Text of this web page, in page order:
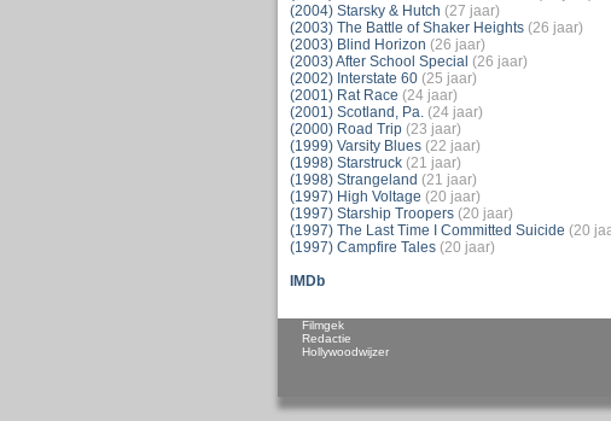
(2004) Starsky & Hutch (27 jaar)
(2003) The Battle of Shaker Heights (26 jaar)
(2003) Blind Horizon (26 jaar)
(2003) After School Special (26 jaar)
(2002) Interstate 60 (25 jaar)
(2001) Rat Race (24 jaar)
(2001) Scotland, Pa. (24 jaar)
(2000) Road Trip (23 jaar)
(1999) Varsity Blues (22 jaar)
(1998) Starstruck (21 jaar)
(1998) Strangeland (21 jaar)
(1997) High Voltage (20 jaar)
(1997) Starship Troopers (20 jaar)
(1997) The Last Time I Committed Suicide (20
(1997) Campfire Tales (20 jaar)
IMDb
Filmgek
Redactie
Hollywoodwijzer